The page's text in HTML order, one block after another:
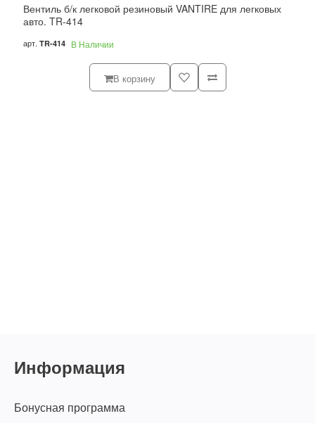
Вентиль б/к легковой резиновый VANTIRE для легковых
авто. TR-414
арт. TR-414 В Наличии
В корзину
Информация
Бонусная программа